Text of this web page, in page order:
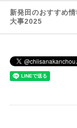
新発田のおすすめ
大事2025